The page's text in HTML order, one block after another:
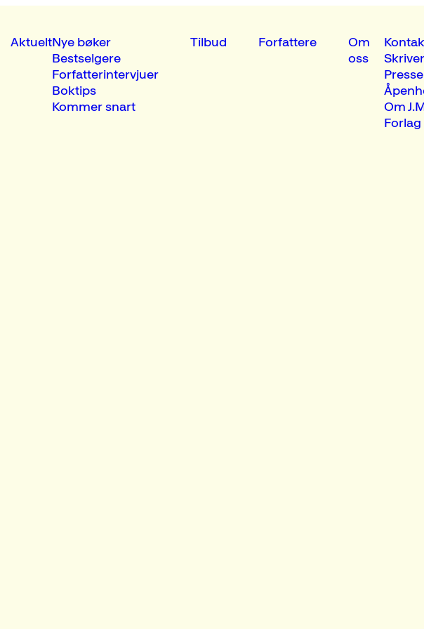
AktueltNye bøker
Bestselgere
Forfatterintervjuer
Boktips
Kommer snart
Tilbud Forfattere
Om
oss
Presse
Om
Forlag